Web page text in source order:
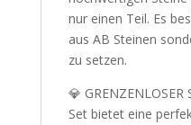
nur einen Teil. Es
aus AB Steinen
zu setzen.
💎
Set bietet eine